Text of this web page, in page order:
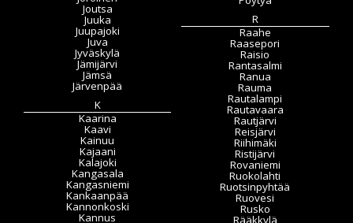
Joutsa
Juuka
Juupajoki
Juva
Jyväskylä
Jämijärvi
Jämsä
Järvenpää
K
Kaarina
Kaavi
Kainuu
Kajaani
Kalajoki
Kangasala
Kangasniemi
Kankaanpää
Kannonkoski
Kannus
R
Raahe
Raasepori
Raisio
Rantasalmi
Ranua
Rauma
Rautalampi
Rautavaara
Rautjärvi
Reisjärvi
Riihimäki
Ristijärvi
Rovaniemi
Ruokolahti
Ruotsinpyhtää
Ruovesi
Rusko
Rääkkylä